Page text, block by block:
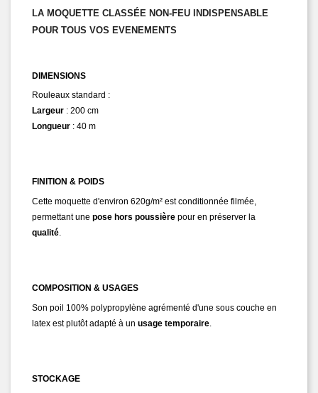
LA MOQUETTE CLASSÉE NON-FEU INDISPENSABLE
POUR TOUS VOS EVENEMENTS
DIMENSIONS
Rouleaux standard :
Largeur : 200 cm
Longueur : 40 m
FINITION & POIDS
Cette moquette d'environ 620g/m² est conditionnée filmée,
permettant une pose hors poussière pour en préserver la
qualité.
COMPOSITION & USAGES
Son poil 100% polypropylène agrémenté d'une sous couche en
latex est plutôt adapté à un usage temporaire.
STOCKAGE